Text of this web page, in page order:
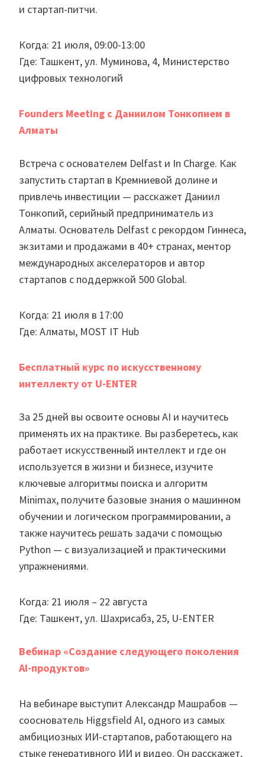
и стартап-питчи.
Когда: 21 июля, 09:00-13:00
Где: Ташкент, ул. Муминова, 4, Министерство
цифровых технологий
Founders Meeting с Даниилом Тонкопием в
Алматы
Встреча с основателем Delfast и In Charge. Как
запустить стартап в Кремниевой долине и
привлечь инвестиции — расскажет Даниил
Тонкопий, серийный предприниматель из
Алматы. Основатель Delfast с рекордом Гиннеса,
экзитами и продажами в 40+ странах, ментор
международных акселераторов и автор
стартапов с поддержкой 500 Global.
Когда: 21 июля в 17:00
Где: Алматы, MOST IT Hub
Бесплатный курс по искусственному
интеллекту от U-ENTER
За 25 дней вы освоите основы AI и научитесь
применять их на практике. Вы разберетесь, как
работает искусственный интеллект и где он
используется в жизни и бизнесе, изучите
ключевые алгоритмы поиска и алгоритм
Minimax, получите базовые знания о машинном
обучении и логическом программировании, а
также научитесь решать задачи с помощью
Python — с визуализацией и практическими
упражнениями.
Когда: 21 июля – 22 августа
Где: Ташкент, ул. Шахрисабз, 25, U-ENTER
Вебинар «Создание следующего поколения
AI-продуктов»
На вебинаре выступит Александр Машрабов —
сооснователь Higgsfield AI, одного из самых
амбициозных ИИ-стартапов, работающего на
стыке генеративного ИИ и видео. Он расскажет,